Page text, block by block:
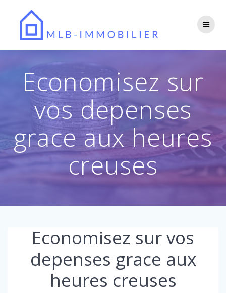
Economisez sur
vos depenses
grace aux heures
creuses
Economisez sur vos
depenses grace aux
heures creuses